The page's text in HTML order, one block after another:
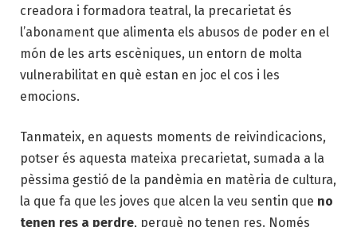
creadora i formadora teatral, la precarietat és
l’abonament que alimenta els abusos de poder en el
món de les arts escèniques, un entorn de molta
vulnerabilitat en què estan en joc el cos i les
emocions.
Tanmateix, en aquests moments de reivindicacions,
potser és aquesta mateixa precarietat, sumada a la
pèssima gestió de la pandèmia en matèria de cultura,
la que fa que les joves que alcen la veu sentin que no
tenen res a perdre, perquè no tenen res. Només